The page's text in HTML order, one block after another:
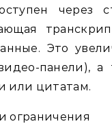
через
Это
панели),
или цитатам.
ограничения